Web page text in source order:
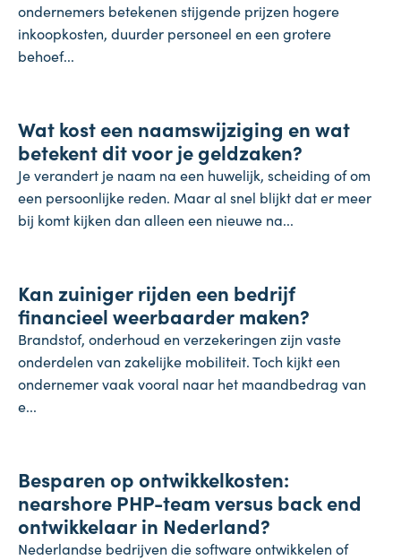
ondernemers betekenen stijgende prijzen hogere
inkoopkosten, duurder personeel en een grotere
behoef...
31 juli 2026
Wat kost een naamswijziging en wat
betekent dit voor je geldzaken?
Je verandert je naam na een huwelijk, scheiding of om
een persoonlijke reden. Maar al snel blijkt dat er meer
bij komt kijken dan alleen een nieuwe na...
28 juli 2026
Kan zuiniger rijden een bedrijf
financieel weerbaarder maken?
Brandstof, onderhoud en verzekeringen zijn vaste
onderdelen van zakelijke mobiliteit. Toch kijkt een
ondernemer vaak vooral naar het maandbedrag van
e...
24 juli 2026
Besparen op ontwikkelkosten:
nearshore PHP-team versus back end
ontwikkelaar in Nederland?
Nederlandse bedrijven die software ontwikkelen of